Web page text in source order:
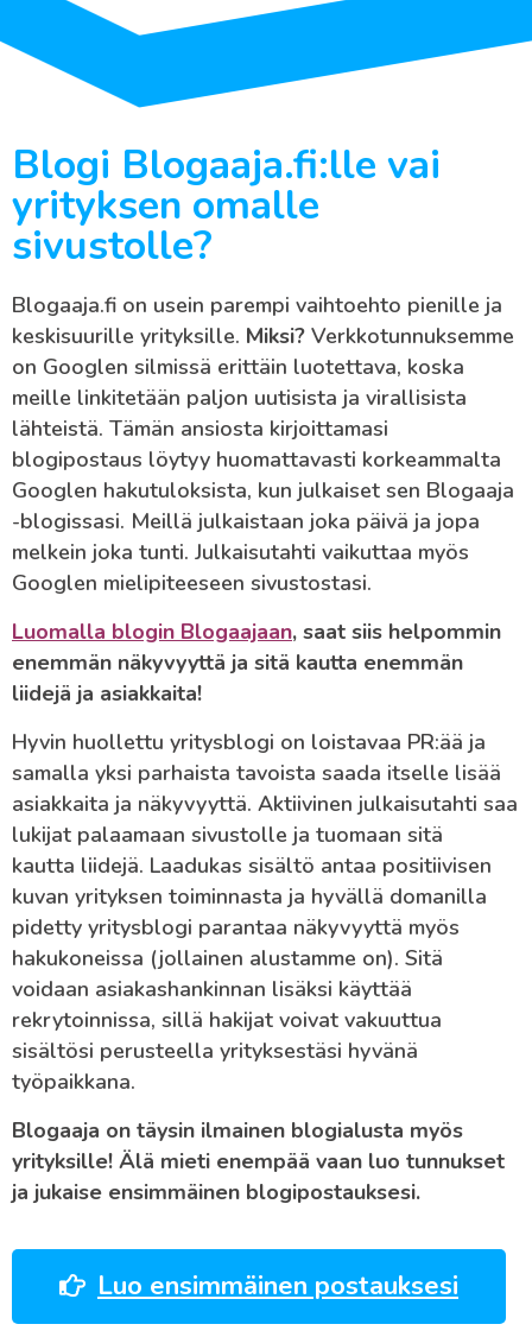
Blogi Blogaaja.fi:lle vai
yrityksen omalle
sivustolle?
Blogaaja.fi on usein parempi vaihtoehto pienille ja
keskisuurille yrityksille. Miksi? Verkkotunnuksemme
on Googlen silmissä erittäin luotettava, koska
meille linkitetään paljon uutisista ja virallisista
lähteistä. Tämän ansiosta kirjoittamasi
blogipostaus löytyy huomattavasti korkeammalta
Googlen hakutuloksista, kun julkaiset sen Blogaaja
-blogissasi. Meillä julkaistaan joka päivä ja jopa
melkein joka tunti. Julkaisutahti vaikuttaa myös
Googlen mielipiteeseen sivustostasi.
Luomalla blogin Blogaajaan, saat siis helpommin
enemmän näkyvyyttä ja sitä kautta enemmän
liidejä ja asiakkaita!
Hyvin huollettu yritysblogi on loistavaa PR:ää ja
samalla yksi parhaista tavoista saada itselle lisää
asiakkaita ja näkyvyyttä. Aktiivinen julkaisutahti saa
lukijat palaamaan sivustolle ja tuomaan sitä
kautta liidejä. Laadukas sisältö antaa positiivisen
kuvan yrityksen toiminnasta ja hyvällä domanilla
pidetty yritysblogi parantaa näkyvyyttä myös
hakukoneissa (jollainen alustamme on). Sitä
voidaan asiakashankinnan lisäksi käyttää
rekrytoinnissa, sillä hakijat voivat vakuuttua
sisältösi perusteella yrityksestäsi hyvänä
työpaikkana.
Blogaaja on täysin ilmainen blogialusta myös
yrityksille! Älä mieti enempää vaan luo tunnukset
ja jukaise ensimmäinen blogipostauksesi.
Luo ensimmäinen postauksesi